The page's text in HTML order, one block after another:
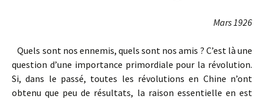
Mars 1926
Quels sont nos ennemis, quels sont nos amis ? C’est là une
question d’une importance primordiale pour la révolution.
Si, dans le passé, toutes les révolutions en Chine n’ont
obtenu que peu de résultats, la raison essentielle en est